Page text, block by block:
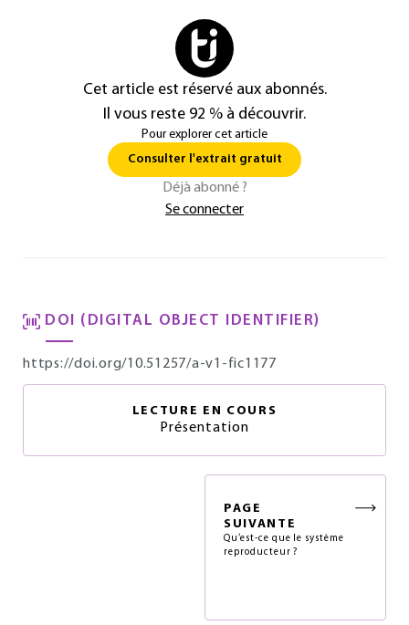
Cet article est réservé aux abonnés.
Il vous reste 92 % à découvrir.
Pour explorer cet article
Consulter l'extrait gratuit
Déjà abonné ?
Se connecter
DOI (DIGITAL OBJECT IDENTIFIER)
https://doi.org/10.51257/a-v1-fic1177
LECTURE EN COURS
Présentation
PAGE
SUIVANTE
Qu’est-ce que le système
reproducteur ?